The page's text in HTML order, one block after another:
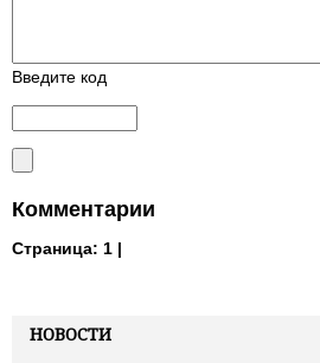
НОВОСТИ
Введите код
Комментарии
Страница: 1 |